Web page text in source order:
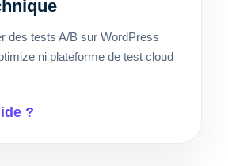
des tests A/B sur WordPress
ni plateforme de test cloud
?